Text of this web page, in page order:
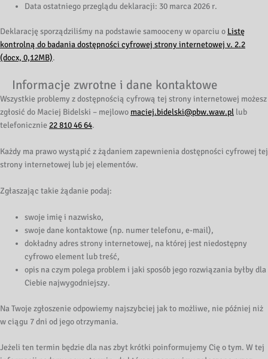
Data ostatniego przeglądu deklaracji: 30 marca 2026 r.
Deklarację sporządziliśmy na podstawie samooceny w oparciu o Listę
kontrolną do badania dostępności cyfrowej strony internetowej v. 2.2
(docx, 0,12MB).
Informacje zwrotne i dane kontaktowe
Wszystkie problemy z dostępnością cyfrową tej strony internetowej możesz
zgłosić do Maciej Bidelski – mejlowo maciej.bidelski@pbw.waw.pl lub
telefonicznie 22 810 46 64.
Każdy ma prawo wystąpić z żądaniem zapewnienia dostępności cyfrowej tej
strony internetowej lub jej elementów.
Zgłaszając takie żądanie podaj:
swoje imię i nazwisko,
swoje dane kontaktowe (np. numer telefonu, e-mail),
dokładny adres strony internetowej, na której jest niedostępny
cyfrowo element lub treść,
opis na czym polega problem i jaki sposób jego rozwiązania byłby dla
Ciebie najwygodniejszy.
Na Twoje zgłoszenie odpowiemy najszybciej jak to możliwe, nie później niż
w ciągu 7 dni od jego otrzymania.
Jeżeli ten termin będzie dla nas zbyt krótki poinformujemy Cię o tym. W tej